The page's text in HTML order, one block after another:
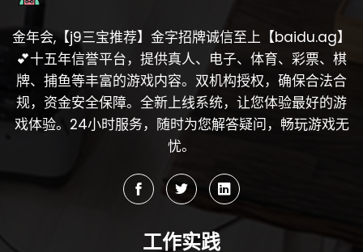
金年会,【j9三宝推荐】金字招牌诚信至上【baidu.ag】
💕十五年信誉平台，提供真人、电子、体育、彩票、棋
牌、捕鱼等丰富的游戏内容。双机构授权，确保合法合
规，资金安全保障。全新上线系统，让您体验最好的游
戏体验。24小时服务，随时为您解答疑问，畅玩游戏无
忧。
工作实践